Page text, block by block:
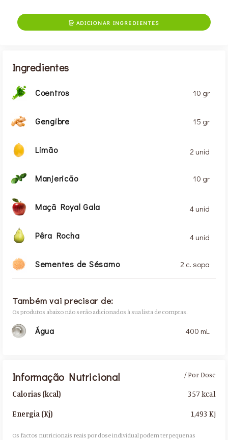
ADICIONAR INGREDIENTES
Ingredientes
Coentros 10 gr
Gengibre 15 gr
Limão 2 unid
Manjericão 10 gr
Maçã Royal Gala 4 unid
Pêra Rocha 4 unid
Sementes de Sésamo 2 c. sopa
Também vai precisar de:
Os produtos abaixo não serão adicionados à sua lista de compras.
Água 400 mL
Informação Nutricional
Calorias (kcal)
Energia (Kj)
/ Por Dose
357 kcal
1,493 Kj
Os factos nutricionais reais por dose individual podem ter pequenas